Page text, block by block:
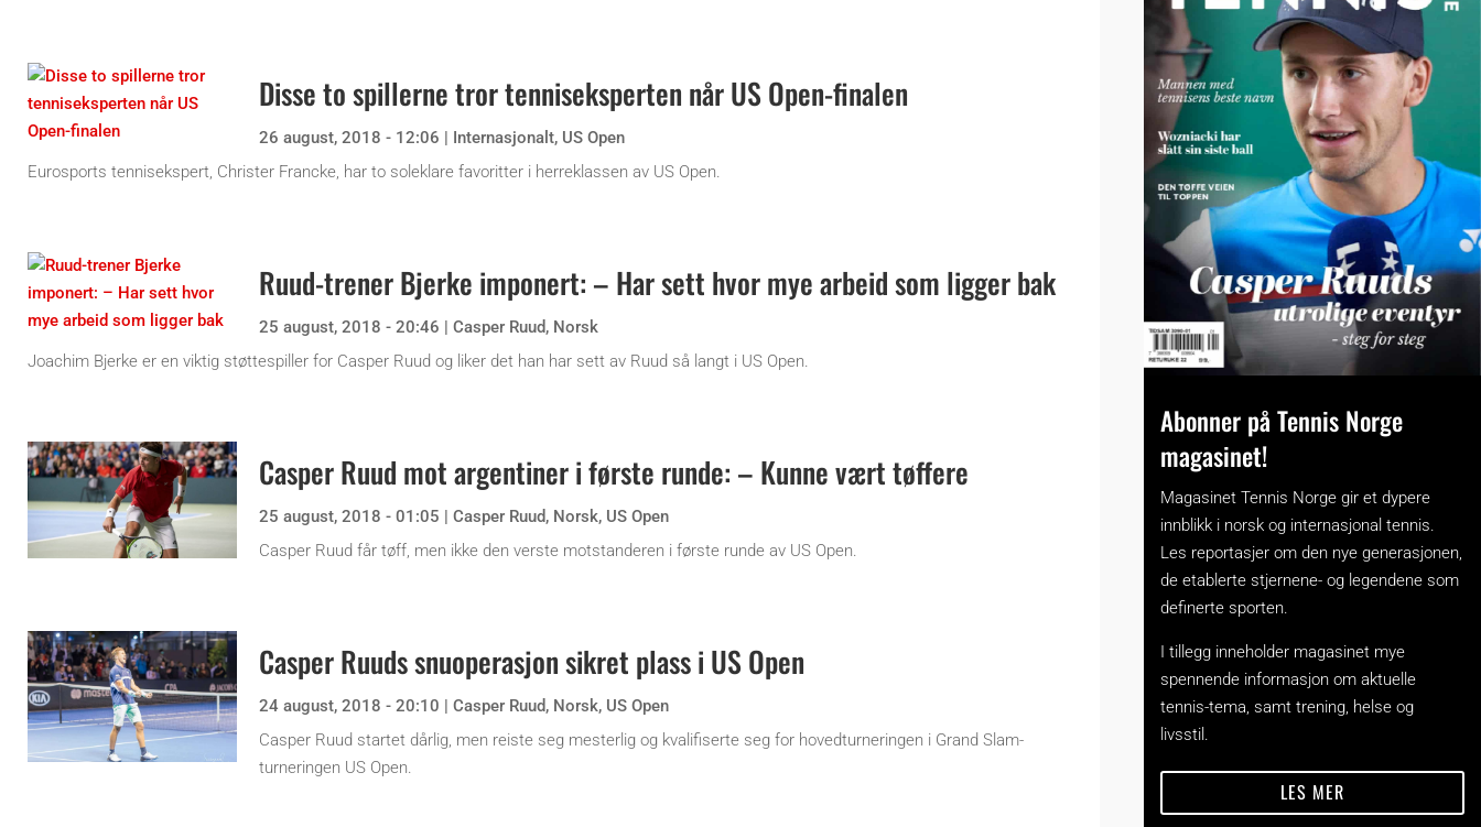
Disse to spillerne tror tenniseksperten når US Open-finalen
26 august, 2018 - 12:06 Internasjonalt, US Open
Eurosports tennisekspert, Christer Francke, har to soleklare favoritter i herreklassen av US Open.
Ruud-trener Bjerke imponert: – Har sett hvor mye arbeid som ligger bak
25 august, 2018 - 20:46 Casper Ruud, Norsk
Joachim Bjerke er en viktig støttespiller for Casper Ruud og liker det han har sett av Ruud så langt i US Open.
Casper Ruud mot argentiner i første runde: – Kunne vært tøffere
25 august, 2018 - 01:05 Casper Ruud, Norsk, US Open
Casper Ruud får tøff, men ikke den verste motstanderen i første runde av US Open.
Casper Ruuds snuoperasjon sikret plass i US Open
24 august, 2018 - 20:10 Casper Ruud, Norsk, US Open
Casper Ruud startet dårlig, men reiste seg mesterlig og kvalifiserte seg for hovedturneringen i Grand Slam-
turneringen US Open.
Abonner på Tennis Norge
magasinet!
Magasinet Tennis Norge gir et dypere
innblikk i norsk og internasjonal tennis.
Les reportasjer om den nye generasjonen,
de etablerte stjernene- og legendene som
definerte sporten.
I tillegg inneholder magasinet mye
spennende informasjon om aktuelle
tennis-tema, samt trening, helse og
livsstil.
LES MER